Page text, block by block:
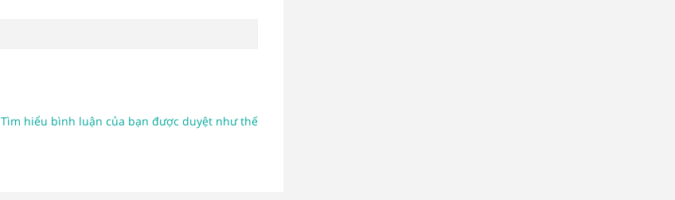
Tìm hiểu bình luận của bạn được duyệt như thế